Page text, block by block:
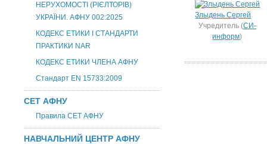
НЕРУХОМОСТІ (РІЄЛТОРІВ)
УКРАЇНИ. АФНУ 002:2025
КОДЕКС ЕТИКИ І СТАНДАРТИ
ПРАКТИКИ NAR
КОДЕКС ЕТИКИ ЧЛЕНА АФНУ
Стандарт EN 15733:2009
СЕТ АФНУ
Правила СЕТ АФНУ
НАВЧАЛЬНИЙ ЦЕНТР АФНУ
Злыдень Сергей
Учредитель (СИ-
информ)